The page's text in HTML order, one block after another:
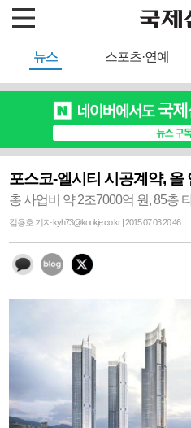
뉴스 스포츠·연예
포스코-엘시티 시공계약, 올
총 사업비 약 2조7000억 원, 85층
김용호 기자 kyh73@kookje.co.kr | 2015.07.03 20:46